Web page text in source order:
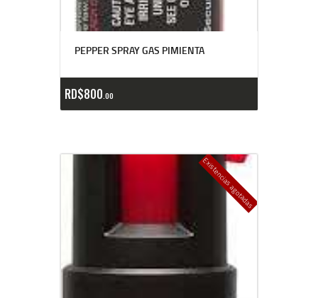
PEPPER SPRAY GAS PIMIENTA
RD$800 00
Existencias agotadas